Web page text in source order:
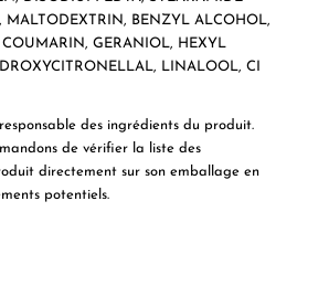
MALTODEXTRIN, BENZYL ALCOHOL,
GERANIOL, HEXYL
LINALOOL, CI
des ingrédients du produit.
de vérifier la liste des
directement sur son emballage en
potentiels.